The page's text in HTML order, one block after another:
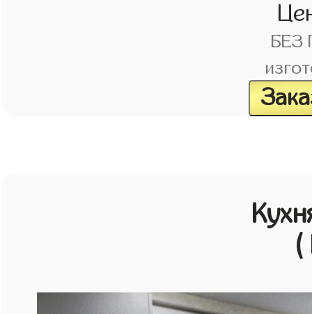
БЕЗ
(